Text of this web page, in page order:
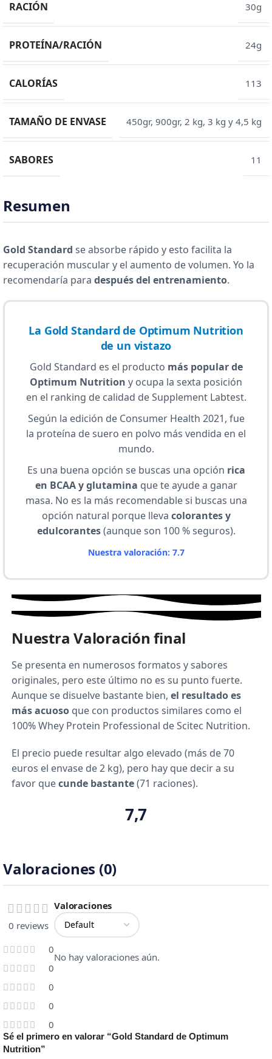
RACIÓN 30g
PROTEÍNA/RACIÓN 24g
CALORÍAS 113
TAMAÑO DE ENVASE 450gr, 900gr, 2 kg, 3 kg y 4,5 kg
SABORES 11
Resumen
Gold Standard se absorbe rápido y esto facilita la
recuperación muscular y el aumento de volumen. Yo la
recomendaría para después del entrenamiento.
La Gold Standard de Optimum Nutrition
de un vistazo
Gold Standard es el producto más popular de
Optimum Nutrition y ocupa la sexta posición
en el ranking de calidad de Supplement Labtest.
Según la edición de Consumer Health 2021, fue
la proteína de suero en polvo más vendida en el
mundo.
Es una buena opción se buscas una opción rica
en BCAA y glutamina que te ayude a ganar
masa. No es la más recomendable si buscas una
opción natural porque lleva colorantes y
edulcorantes(aunque son 100 % seguros).
Nuestra valoración: 7.7
7,7
Nuestra Valoración final
Se presenta en numerosos formatos y sabores
originales, pero este último no es su punto fuerte.
Aunque se disuelve bastante bien, el resultado es
más acuoso que con productos similares como el
100% Whey Protein Professional de Scitec Nutrition.
El precio puede resultar algo elevado (más de 70
euros el envase de 2 kg), pero hay que decir a su
favor quecunde bastante(71 raciones).
Valoraciones (0)
0 reviews
0
0
0
0
0
Valoraciones
No hay valoraciones aún.
Sé el primero en valorar “Gold Standard de Optimum
Nutrition”